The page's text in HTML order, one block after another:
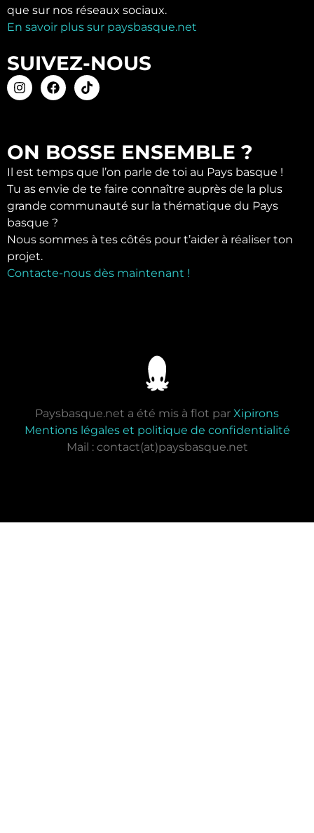
que sur nos réseaux sociaux.
En savoir plus sur paysbasque.net
SUIVEZ-NOUS
ON BOSSE ENSEMBLE ?
Il est temps que l’on parle de toi au Pays basque !
Tu as envie de te faire connaître auprès de la plus
grande communauté sur la thématique du Pays
basque ?
Nous sommes à tes côtés pour t’aider à réaliser ton
projet.
Contacte-nous dès maintenant !
Paysbasque.net a été mis à flot par Xipirons
Mentions légales et politique de confidentialité
Mail : contact(at)paysbasque.net